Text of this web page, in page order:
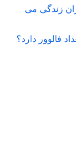
زندگی می
فالوور دارد؟